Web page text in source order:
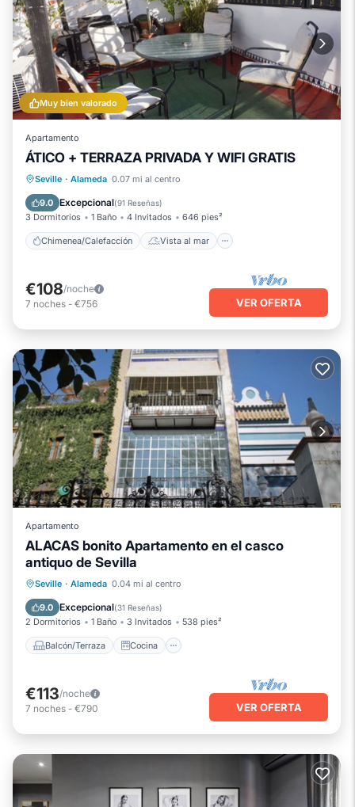
Muy bien valorado
Apartamento
ÁTICO + TERRAZA PRIVADA Y WIFI GRATIS
Seville · Alameda 0.07 mi al centro
9.0 Excepcional(91 Reseñas)
3 Dormitorios 1 Baño 4 Invitados 646 pies²
Chimenea/Calefacción Vista al mar
Chimenea/Calefacción
Balcón/Terraza
€108/noche
7 noches - €756 VER OFERTA
Apartamento
ALACAS bonito Apartamento en el casco
antiquo de Sevilla
Seville · Alameda 0.04 mi al centro
9.0 Excepcional(31 Reseñas)
2 Dormitorios 1 Baño 3 Invitados 538 pies²
Balcón/Terraza Cocina
Balcón/Terraza
Cocina
Aparcamiento
€113/noche
7 noches - €790 VER OFERTA